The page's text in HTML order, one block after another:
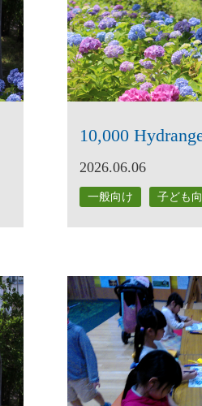
10,000
2026.06.06
一般向け 子ども